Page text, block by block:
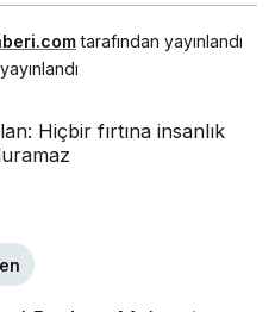
tarafından yayınlandı
yayınlandı